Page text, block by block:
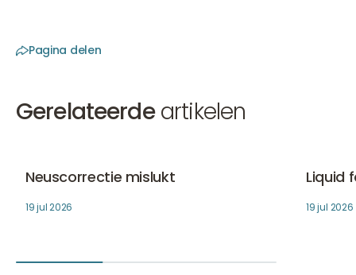
Pagina delen
Gerelateerdeartikelen
Neuscorrectie mislukt
19 jul 2026
Fillers
Liquid
19 jul 2026